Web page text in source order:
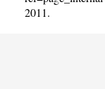
2011.